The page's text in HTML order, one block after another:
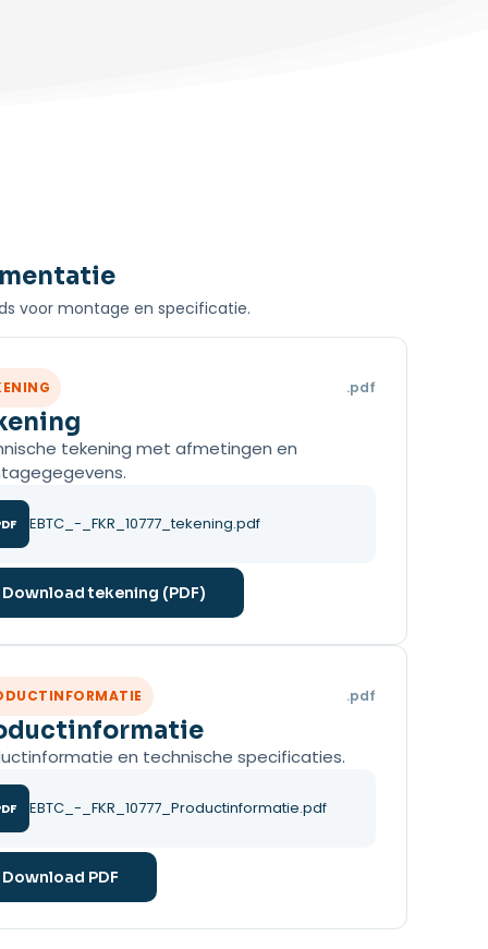
voor montage en specificatie.
.pdf
tekening met afmetingen en
EBTC_-_FKR_10777_tekening.pdf
Download tekening (PDF)
.pdf
en technische specificaties.
EBTC_-_FKR_10777_Productinformatie.pdf
Download PDF